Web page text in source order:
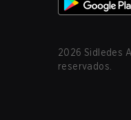
2026 Sidledes
reservados.